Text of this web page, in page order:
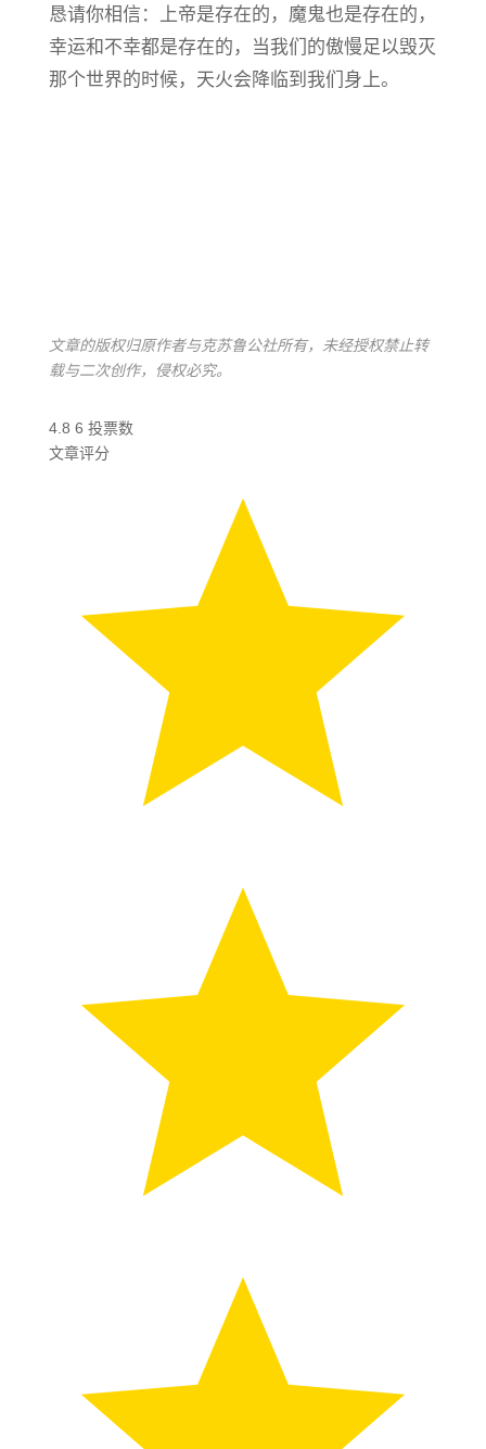
恳请你相信：上帝是存在的，魔鬼也是存在的，
幸运和不幸都是存在的，当我们的傲慢足以毁灭
那个世界的时候，天火会降临到我们身上。
文章的版权归原作者与克苏鲁公社所有，未经授权禁止转
载与二次创作，侵权必究。
4.8 6 投票数
文章评分